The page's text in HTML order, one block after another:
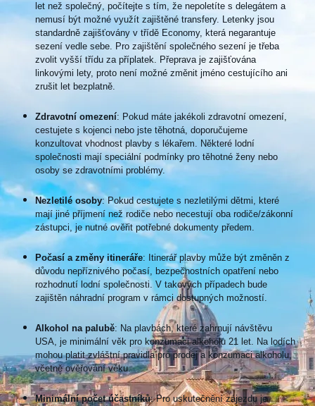
let než společný, počítejte s tím, že nepoletíte s delegátem a
nemusí být možné využít zajištěné transfery. Letenky jsou
standardně zajišťovány v třídě Economy, která negarantuje
sezení vedle sebe. Pro zajištění společného sezení je třeba
zvolit vyšší třídu za příplatek. Přeprava je zajišťována
linkovými lety, proto není možné změnit jméno cestujícího ani
zrušit let bezplatně.
Zdravotní omezení: Pokud máte jakékoli zdravotní omezení,
cestujete s kojenci nebo jste těhotná, doporučujeme
konzultovat vhodnost plavby s lékařem. Některé lodní
společnosti mají speciální podmínky pro těhotné ženy nebo
osoby se zdravotními problémy.
Nezletilé osoby: Pokud cestujete s nezletilými dětmi, které
mají jiné příjmení než rodiče nebo necestují oba rodiče/zákonní
zástupci, je nutné ověřit potřebné dokumenty předem.
Počasí a změny itineráře: Itinerář plavby může být změněn z
důvodu nepříznivého počasí, bezpečnostních opatření nebo
rozhodnutí lodní společnosti. V takových případech bude
zajištěn náhradní program v rámci dostupných možností.
Alkohol na palubě: Na plavbách, které zahrnují návštěvu
USA, je minimální věk pro konzumaci alkoholu 21 let. Na lodích
mohou platit zvláštní pravidla pro prodej a konzumaci alkoholu,
včetně ověřování věku.
Minimální počet účastníků: Pro uskutečnění zájezdu je